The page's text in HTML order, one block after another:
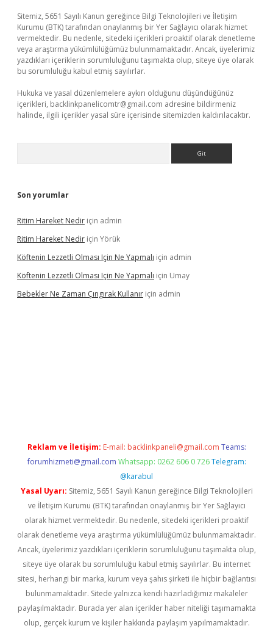
Sitemiz, 5651 Sayılı Kanun gereğince Bilgi Teknolojileri ve İletişim
Kurumu (BTK) tarafından onaylanmış bir Yer Sağlayıcı olarak hizmet
vermektedir. Bu nedenle, sitedeki içerikleri proaktif olarak denetleme
veya araştırma yükümlülüğümüz bulunmamaktadır. Ancak, üyelerimiz
yazdıkları içeriklerin sorumluluğunu taşımakta olup, siteye üye olarak
bu sorumluluğu kabul etmiş sayılırlar.
Hukuka ve yasal düzenlemelere aykırı olduğunu düşündüğünüz
içerikleri, backlinkpanelicomtr@gmail.com adresine bildirmeniz
halinde, ilgili içerikler yasal süre içerisinde sitemizden kaldırılacaktır.
Son yorumlar
Ritim Hareket Nedir için admin
Ritim Hareket Nedir için Yörük
Köftenin Lezzetli Olması Için Ne Yapmalı için admin
Köftenin Lezzetli Olması Için Ne Yapmalı için Umay
Bebekler Ne Zaman Çıngırak Kullanır için admin
Reklam ve İletişim: E-mail: backlinkpaneli@gmail.com Teams:
forumhizmeti@gmail.com Whatsapp: 0262 606 0 726 Telegram:
@karabul
Yasal Uyarı: Sitemiz, 5651 Sayılı Kanun gereğince Bilgi Teknolojileri
ve İletişim Kurumu (BTK) tarafından onaylanmış bir Yer Sağlayıcı
olarak hizmet vermektedir. Bu nedenle, sitedeki içerikleri proaktif
olarak denetleme veya araştırma yükümlülüğümüz bulunmamaktadır.
Ancak, üyelerimiz yazdıkları içeriklerin sorumluluğunu taşımakta olup,
siteye üye olarak bu sorumluluğu kabul etmiş sayılırlar. Bu internet
sitesi, herhangi bir marka, kurum veya şahıs şirketi ile hiçbir bağlantısı
bulunmamaktadır. Sitede yalnızca kendi hazırladığımız makaleler
paylaşılmaktadır. Burada yer alan içerikler haber niteliği taşımamakta
olup, gerçek kurum ve kişiler hakkında paylaşım yapılmamaktadır.